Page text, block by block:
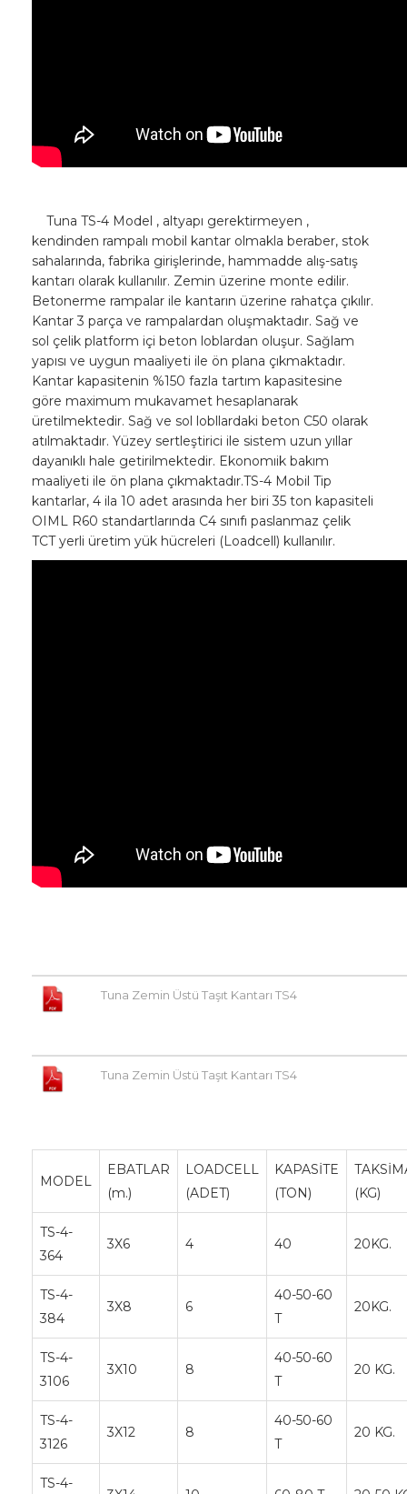
Tuna TS-4 Model , altyapı gerektirmeyen ,
kendinden rampalı mobil kantar olmakla beraber, stok
sahalarında, fabrika girişlerinde, hammadde alış-satış
kantarı olarak kullanılır. Zemin üzerine monte edilir.
Betonerme rampalar ile kantarın üzerine rahatça çıkılır.
Kantar 3 parça ve rampalardan oluşmaktadır. Sağ ve
sol çelik platform içi beton loblardan oluşur. Sağlam
yapısı ve uygun maaliyeti ile ön plana çıkmaktadır.
Kantar kapasitenin %150 fazla tartım kapasitesine
göre maximum mukavamet hesaplanarak
üretilmektedir. Sağ ve sol lobllardaki beton C50 olarak
atılmaktadır. Yüzey sertleştirici ile sistem uzun yıllar
dayanıklı hale getirilmektedir. Ekonomıik bakım
maaliyeti ile ön plana çıkmaktadır.TS-4 Mobil Tip
kantarlar, 4 ila 10 adet arasında her biri 35 ton kapasiteli
OIML R60 standartlarında C4 sınıfı paslanmaz çelik
TCT yerli üretim yük hücreleri (Loadcell) kullanılır.
Tuna Zemin Üstü Taşıt Kantarı TS4
Tuna Zemin Üstü Taşıt Kantarı TS4
MODEL
EBATLAR
(m.)
LOADCELL
(ADET)
KAPASİTE
(TON)
(KG)
TS-4-
364
3X6 4 40 20KG.
TS-4-
384
3X8 6
40-50-60
T
20KG.
TS-4-
3106
3X10 8
40-50-60
T
20 KG.
TS-4-
3126
3X12 8
40-50-60
T
20 KG.
TS-4-